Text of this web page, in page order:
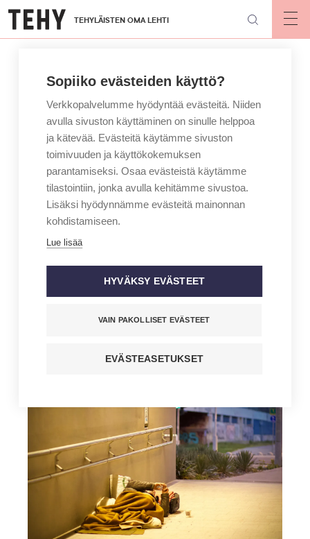
Hyppää
pääsisältöön
TEHYLÄISTEN OMA LEHTI
KIRJOITTAJA
MAINIO – JAN HOLMBERG
Sopiiko evästeiden käyttö?
Verkkopalvelumme hyödyntää evästeitä. Niiden
avulla sivuston käyttäminen on sinulle helppoa
ja kätevää. Evästeitä käytämme sivuston
toimivuuden ja käyttökokemuksen
parantamiseksi. Osaa evästeistä käytämme
tilastointiin, jonka avulla kehitämme sivustoa.
Lisäksi hyödynnämme evästeitä mainonnan
kohdistamiseen.
Lue lisää
HYVÄKSY EVÄSTEET
VAIN PAKOLLISET EVÄSTEET
EVÄSTEASETUKSET